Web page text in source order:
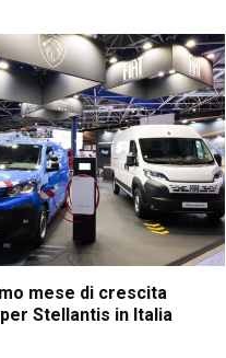
mese di crescita
Stellantis in Italia